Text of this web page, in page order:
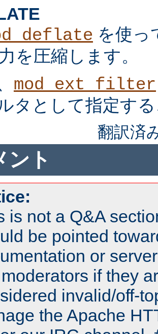
を使っ
を圧縮します。
mod_ext_filter
タとして指定す
翻訳済
ント
is not a Q&A
be pointed
or
if they
invalid/off-
the Apache